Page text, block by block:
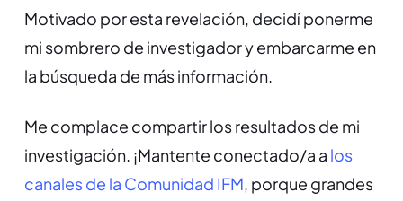
Motivado por esta revelación, decidí ponerme
mi sombrero de investigador y embarcarme en
la búsqueda de más información.
Me complace compartir los resultados de mi
investigación. ¡Mantente conectado/a a los
canales de la Comunidad IFM, porque grandes